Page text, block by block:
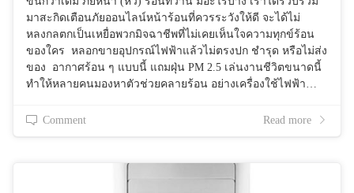
มาสะกิดเตือนภัยออนไลน์หน้าร้อนที่ควรระวังให้ดี จะได้ไม่
หลงกลตกเป็นเหยื่อพวกมิจฉาชีพที่ไม่เคยเห็นใจความทุกข์ร้อน
ของใคร หลอกขายอุปกรณ์ไฟฟ้าแล้วไม่ตรงปก ชำรุด หรือไม่ส่ง
ของ อากาศร้อน ๆ แบบนี้ แถมฝุ่น PM 2.5 เล่นงานชีวิตขนาดนี้
ทำให้หลายคนมองหาตัวช่วยคลายร้อน อย่างเครื่องใช้ไฟฟ้า…
Comment Read more